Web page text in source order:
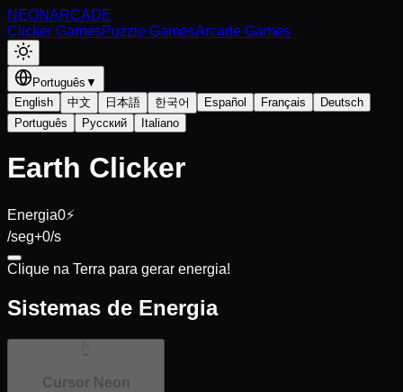
NEONARCADE
Clicker GamesPuzzle GamesArcade Games
Português ▼
English
中文 日本語 한국어 Español Français
Deutsch
Português
Русский Italiano
Earth Clicker
Energia0⚡
/seg+0/s
Clique na Terra para gerar energia!
Sistemas de Energia
Cursor Neon